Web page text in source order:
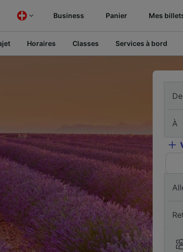
Business Panier Mes
Horaires Classes Services à bord
De
À